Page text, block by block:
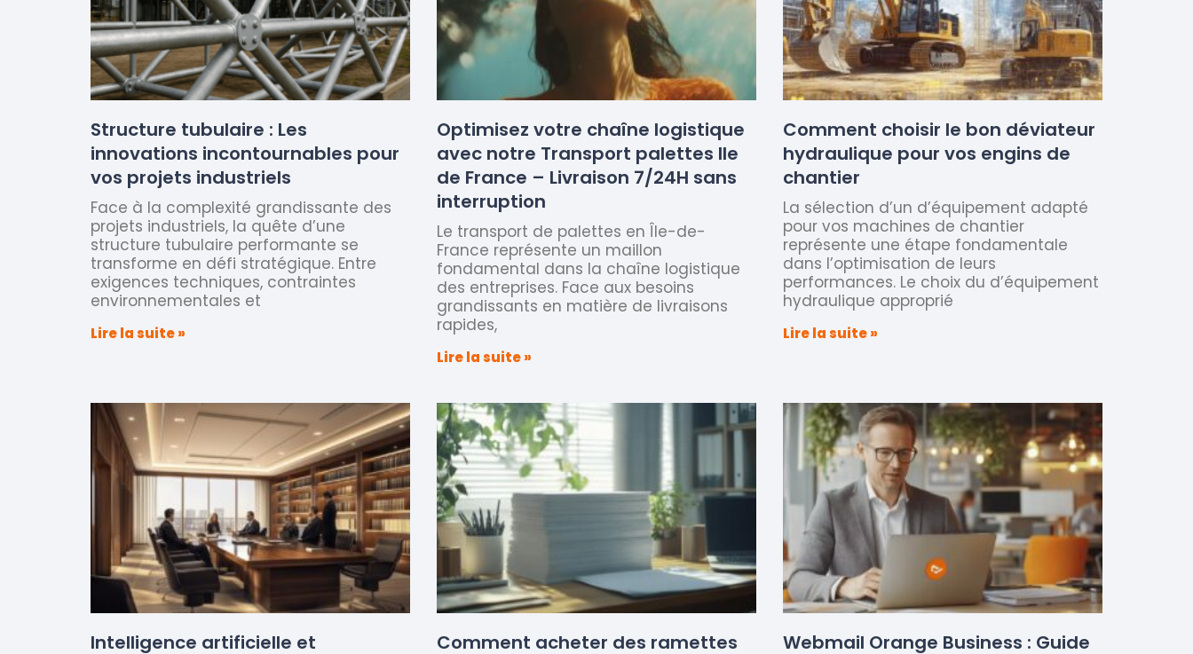
Structure tubulaire : Les
innovations incontournables pour
vos projets industriels
Face à la complexité grandissante des
projets industriels, la quête d’une
structure tubulaire performante se
transforme en défi stratégique. Entre
exigences techniques, contraintes
environnementales et
Lire la suite »
Optimisez votre chaîne logistique
avec notre Transport palettes Ile
de France – Livraison 7/24H sans
interruption
Le transport de palettes en Île-de-
France représente un maillon
fondamental dans la chaîne logistique
des entreprises. Face aux besoins
grandissants en matière de livraisons
rapides,
Lire la suite »
Comment choisir le bon déviateur
hydraulique pour vos engins de
chantier
La sélection d’un d’équipement adapté
pour vos machines de chantier
représente une étape fondamentale
dans l’optimisation de leurs
performances. Le choix du d’équipement
hydraulique approprié
Lire la suite »
Intelligence artificielle et
Comment acheter des ramettes
Webmail Orange Business : Guide